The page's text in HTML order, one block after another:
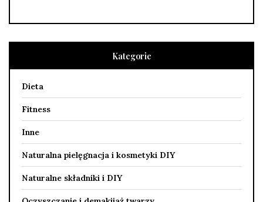
Kategorie
Dieta
Fitness
Inne
Naturalna pielęgnacja i kosmetyki DIY
Naturalne składniki i DIY